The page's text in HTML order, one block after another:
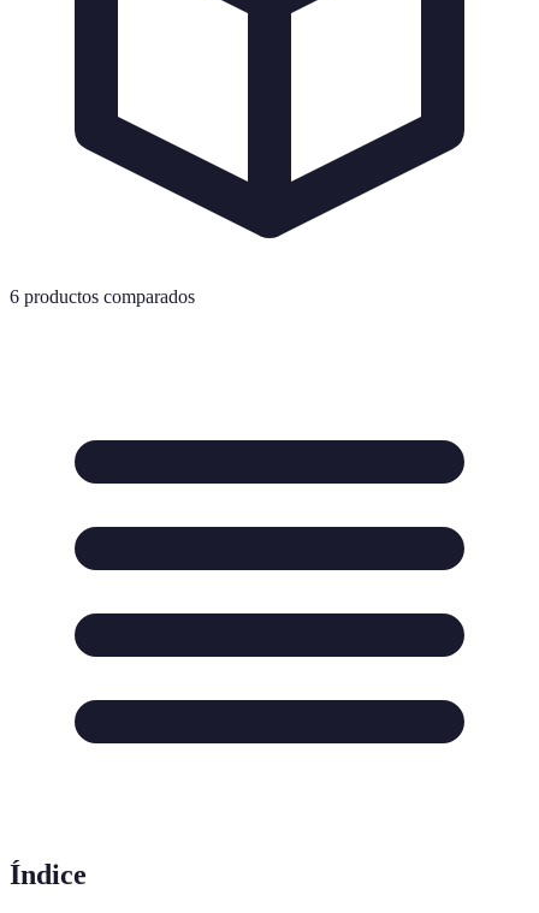
6 productos comparados
Índice